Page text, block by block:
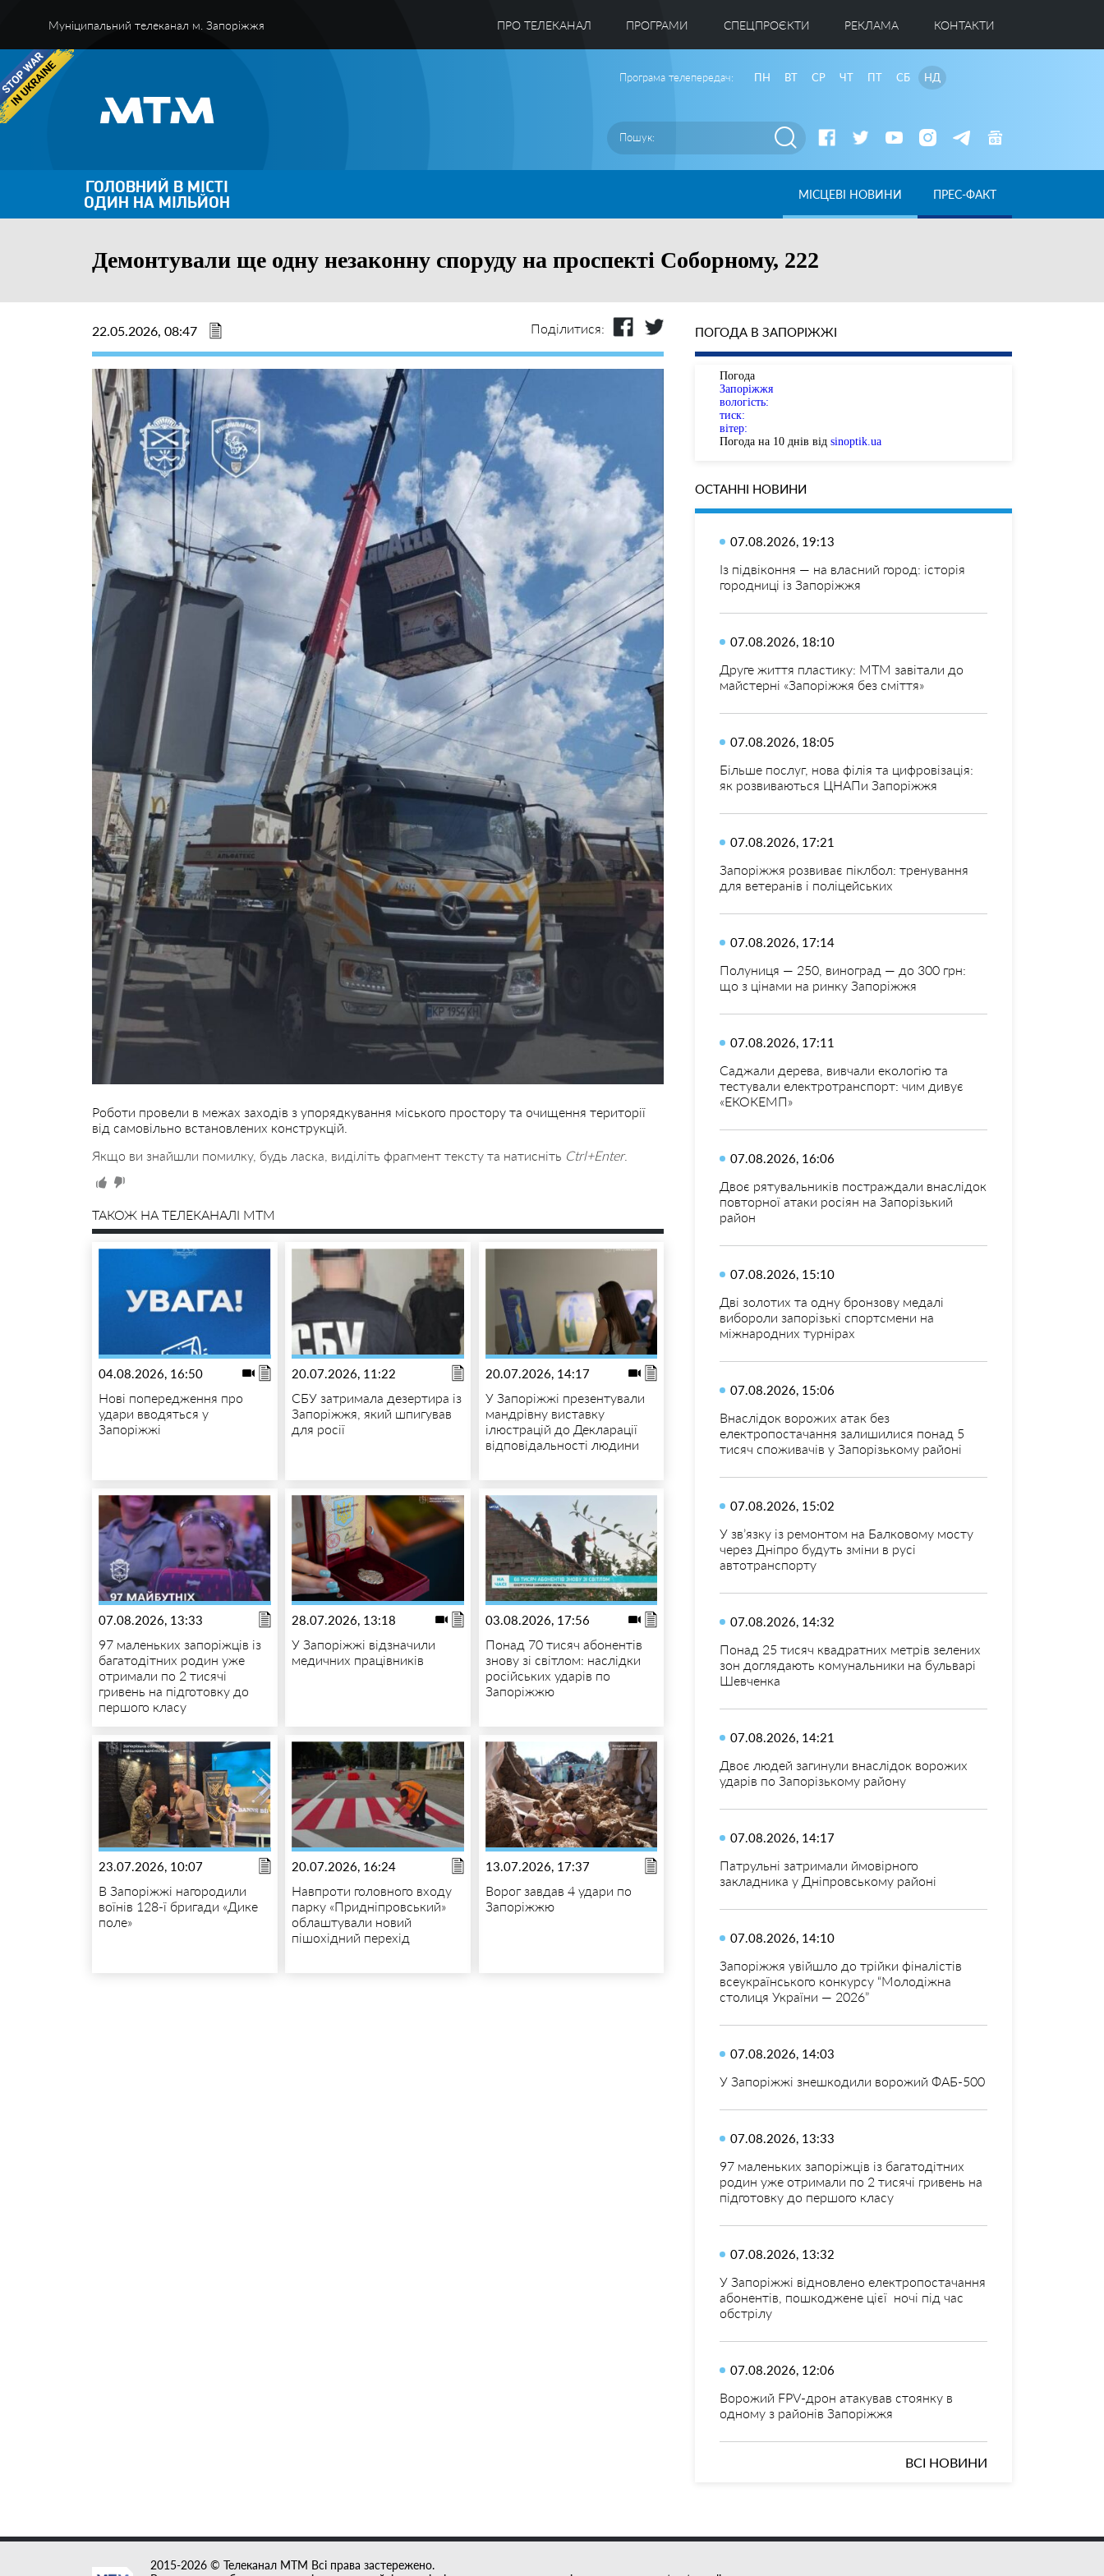
Муніципальний телеканал м. Запоріжжя ПРО ТЕЛЕКАНАЛ ПРОГРАМИ CПЕЦПРОЄКТИ РЕКЛАМА КОНТАКТИ
Програма телепередач: ПН ВТ СР ЧТ ПТ СБ НД
ГОЛОВНИЙ В МІСТІ
ОДИН НА МІЛЬЙОН МІСЦЕВІ НОВИНИ ПРЕС-ФАКТ
Демонтували ще одну незаконну споруду на проспекті Соборному, 222
22.05.2026, 08:47 Поділитися:
Роботи провели в межах заходів з упорядкування міського простору та очищення території
від самовільно встановлених конструкцій.
Якщо ви знайшли помилку, будь ласка, виділіть фрагмент тексту та натисніть Ctrl+Enter.
ТАКОЖ НА ТЕЛЕКАНАЛІ MTM
04.08.2026, 16:50
Нові попередження про
удари вводяться у
Запоріжжі
20.07.2026, 11:22
СБУ затримала дезертира із
Запоріжжя, який шпигував
для росії
20.07.2026, 14:17
У Запоріжжі презентували
мандрівну виставку
ілюстрацій до Декларації
відповідальності людини
07.08.2026, 13:33
97 маленьких запоріжців із
багатодітних родин уже
отримали по 2 тисячі
гривень на підготовку до
першого класу
28.07.2026, 13:18
У Запоріжжі відзначили
медичних працівників
03.08.2026, 17:56
Понад 70 тисяч абонентів
знову зі світлом: наслідки
російських ударів по
Запоріжжю
23.07.2026, 10:07
В Запоріжжі нагородили
воїнів 128-ї бригади «Дике
поле»
20.07.2026, 16:24
Навпроти головного входу
парку «Придніпровський»
облаштували новий
пішохідний перехід
13.07.2026, 17:37
Ворог завдав 4 удари по
Запоріжжю
ПОГОДА В ЗАПОРІЖЖІ
Погода
Запоріжжя
вологість:
тиск:
вітер:
Погода на 10 днів від sinoptik.ua
ОСТАННІ НОВИНИ
07.08.2026, 19:13
Із підвіконня — на власний город: історія
городниці із Запоріжжя
07.08.2026, 18:10
Друге життя пластику: МТМ завітали до
майстерні «Запоріжжя без сміття»
07.08.2026, 18:05
Більше послуг, нова філія та цифровізація:
як розвиваються ЦНАПи Запоріжжя
07.08.2026, 17:21
Запоріжжя розвиває піклбол: тренування
для ветеранів і поліцейських
07.08.2026, 17:14
Полуниця — 250, виноград — до 300 грн:
що з цінами на ринку Запоріжжя
07.08.2026, 17:11
Саджали дерева, вивчали екологію та
тестували електротранспорт: чим дивує
«ЕКОКЕМП»
07.08.2026, 16:06
Двоє рятувальників постраждали внаслідок
повторної атаки росіян на Запорізький
район
07.08.2026, 15:10
Дві золотих та одну бронзову медалі
вибороли запорізькі спортсмени на
міжнародних турнірах
07.08.2026, 15:06
Внаслідок ворожих атак без
електропостачання залишилися понад 5
тисяч споживачів у Запорізькому районі
07.08.2026, 15:02
У зв’язку із ремонтом на Балковому мосту
через Дніпро будуть зміни в русі
автотранспорту
07.08.2026, 14:32
Понад 25 тисяч квадратних метрів зелених
зон доглядають комунальники на бульварі
Шевченка
07.08.2026, 14:21
Двоє людей загинули внаслідок ворожих
ударів по Запорізькому району
07.08.2026, 14:17
Патрульні затримали ймовірного
закладника у Дніпровському районі
07.08.2026, 14:10
Запоріжжя увійшло до трійки фіналістів
всеукраїнського конкурсу “Молодіжна
столиця України — 2026”
07.08.2026, 14:03
У Запоріжжі знешкодили ворожий ФАБ-500
07.08.2026, 13:33
97 маленьких запоріжців із багатодітних
родин уже отримали по 2 тисячі гривень на
підготовку до першого класу
07.08.2026, 13:32
У Запоріжжі відновлено електропостачання
абонентів, пошкоджене цієї ночі під час
обстрілу
07.08.2026, 12:06
Ворожий FPV-дрон атакував стоянку в
одному з районів Запоріжжя
ВСІ НОВИНИ
2015-2026 © Телеканал MTM Всі права застережено.